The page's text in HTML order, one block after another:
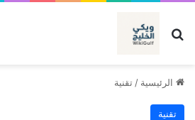
بحث عن
الرئيسية / تقنية
تقنية